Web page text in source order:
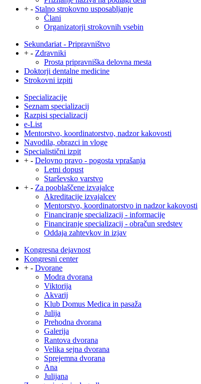
+ - Stalno strokovno usposabljanje
Člani
Organizatorji strokovnih vsebin
Sekundariat - Pripravništvo
+ - Zdravniki
Prosta pripravniška delovna mesta
Doktorji dentalne medicine
Strokovni izpiti
Specializacije
Seznam specializacij
Razpisi specializacij
e-List
Mentorstvo, koordinatorstvo, nadzor kakovosti
Navodila, obrazci in vloge
Specialistični izpit
+ - Delovno pravo - pogosta vprašanja
Letni dopust
Starševsko varstvo
+ - Za pooblaščene izvajalce
Akreditacije izvajalcev
Mentorstvo, koordinatorstvo in nadzor kakovosti
Financiranje specializacij - informacije
Financiranje specializacij - obračun sredstev
Oddaja zahtevkov in izjav
Kongresna dejavnost
Kongresni center
+ - Dvorane
Modra dvorana
Viktorija
Akvarij
Klub Domus Medica in pasaža
Julija
Prehodna dvorana
Galerija
Rantova dvorana
Velika sejna dvorana
Sprejemna dvorana
Ana
Julijana